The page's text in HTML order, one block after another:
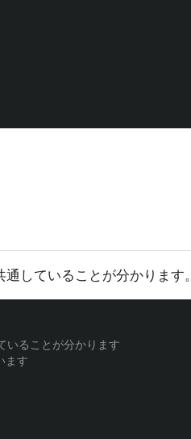
していることが分かります。
ることが分かります
ます